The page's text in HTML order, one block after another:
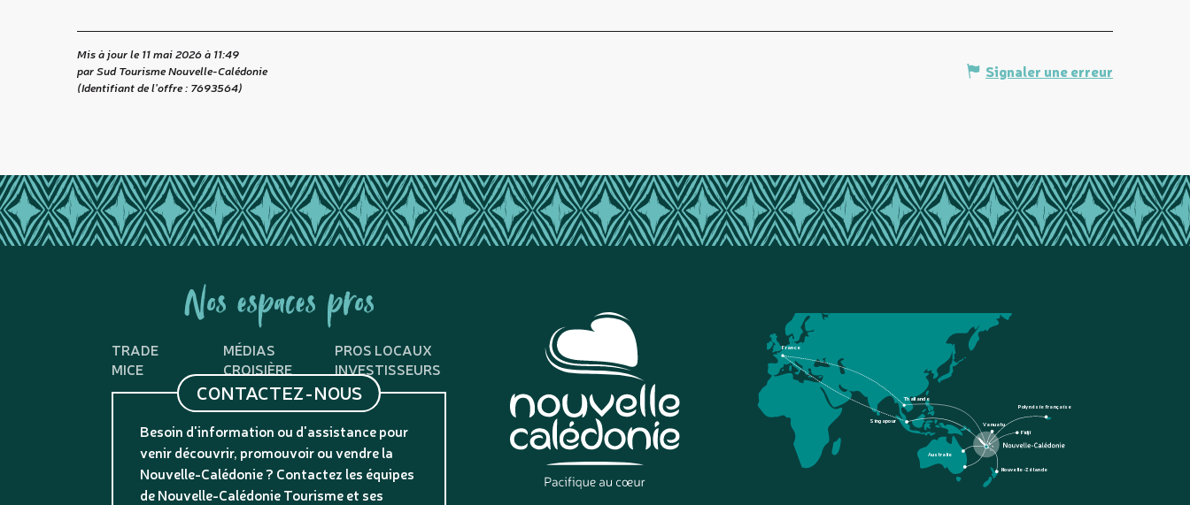
Mis à jour le 11 mai 2026 à 11:49
par Sud Tourisme Nouvelle-Calédonie
(Identifiant de l'offre : 7693564)
Signaler une erreur
Nos espaces pros
TRADE MÉDIAS
PROS LOCAUX
MICE
CROISIÈRE INVESTISSEURS
CONTACTEZ-NOUS
Besoin d'information ou d'assistance pour
venir découvrir, promouvoir ou vendre la
Nouvelle-Calédonie ? Contactez les équipes
de Nouvelle-Calédonie Tourisme et ses
France
Polynésie française
Fidji
Nouvelle-Zélande
Australie
Singapour
Thaïlande
Vanuatu